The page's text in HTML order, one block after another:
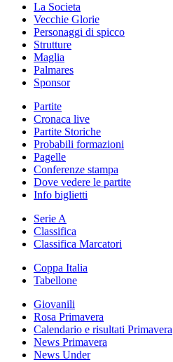
La Societa
Vecchie Glorie
Personaggi di spicco
Strutture
Maglia
Palmares
Sponsor
Partite
Cronaca live
Partite Storiche
Probabili formazioni
Pagelle
Conferenze stampa
Dove vedere le partite
Info biglietti
Serie A
Classifica
Classifica Marcatori
Coppa Italia
Tabellone
Giovanili
Rosa Primavera
Calendario e risultati Primavera
News Primavera
News Under